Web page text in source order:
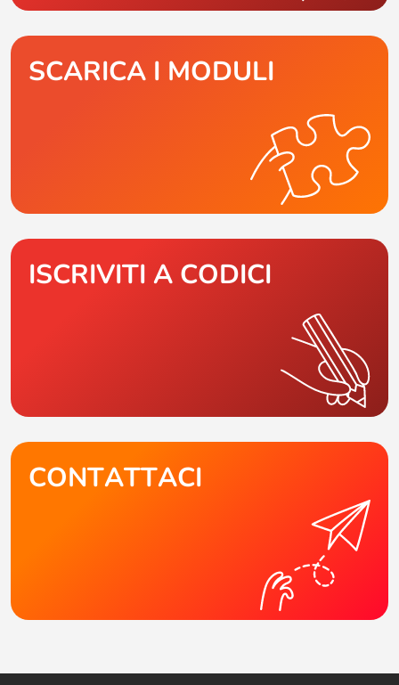
SCARICA I MODULI
ISCRIVITI A CODICI
CONTATTACI